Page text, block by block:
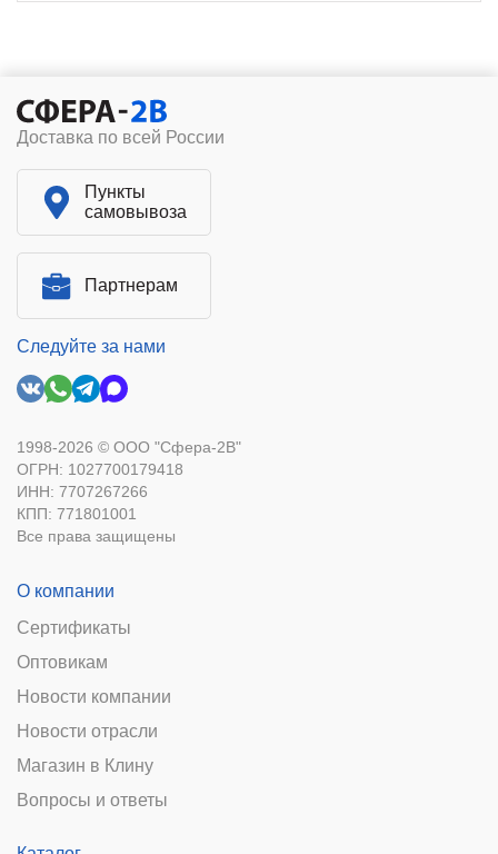
Доставка по всей России
Пункты
самовывоза
Партнерам
Следуйте за нами
1998-2026 © ООО "Сфера-2В"
ОГРН: 1027700179418
ИНН: 7707267266
КПП: 771801001
Все права защищены
О компании
Сертификаты
Оптовикам
Новости компании
Новости отрасли
Магазин в Клину
Вопросы и ответы